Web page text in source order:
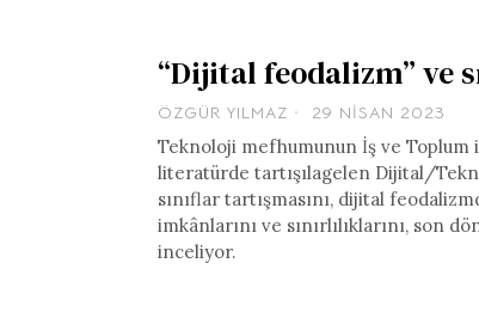
“Dijital feodalizm” ve
ÖZGÜR YILMAZ 29 NISAN 2023
Teknoloji mefhumunun İş ve Toplum
literatürde tartışılagelen Dijital/
sınıflar tartışmasını, dijital
imkânlarını ve sınırlılıklarını, son
inceliyor.